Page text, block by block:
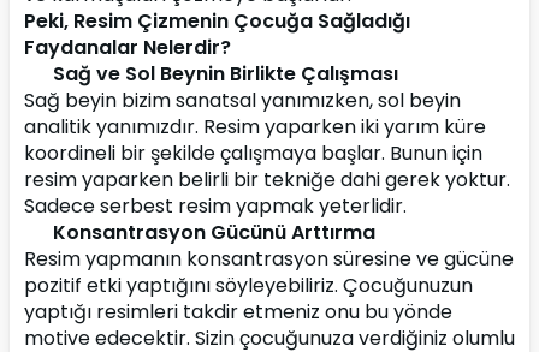
Peki, Resim Çizmenin Çocuğa Sağladığı
Faydanalar Nelerdir?
Sağ ve Sol Beynin Birlikte Çalışması
Sağ beyin bizim sanatsal yanımızken, sol beyin
analitik yanımızdır. Resim yaparken iki yarım küre
koordineli bir şekilde çalışmaya başlar. Bunun için
resim yaparken belirli bir tekniğe dahi gerek yoktur.
Sadece serbest resim yapmak yeterlidir.
Konsantrasyon Gücünü Arttırma
Resim yapmanın konsantrasyon süresine ve gücüne
pozitif etki yaptığını söyleyebiliriz. Çocuğunuzun
yaptığı resimleri takdir etmeniz onu bu yönde
motive edecektir. Sizin çocuğunuza verdiğiniz olumlu